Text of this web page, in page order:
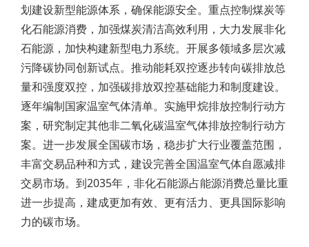
划建设新型能源体系，确保能源安全。重点控制煤炭等
化石能源消费，加强煤炭清洁高效利用，大力发展非化
石能源，加快构建新型电力系统。开展多领域多层次减
污降碳协同创新试点。推动能耗双控逐步转向碳排放总
量和强度双控，加强碳排放双控基础能力和制度建设。
逐年编制国家温室气体清单。实施甲烷排放控制行动方
案，研究制定其他非二氧化碳温室气体排放控制行动方
案。进一步发展全国碳市场，稳步扩大行业覆盖范围，
丰富交易品种和方式，建设完善全国温室气体自愿减排
交易市场。到2035年，非化石能源占能源消费总量比重
进一步提高，建成更加有效、更有活力、更具国际影响
力的碳市场。